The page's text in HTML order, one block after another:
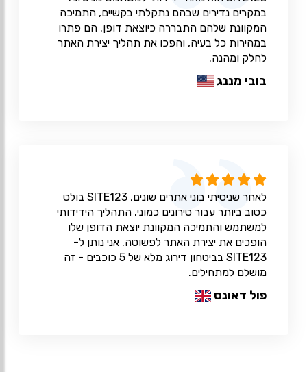
במקרים נדירים שבהם נתקלתי בקשיים, התמיכה
המקוונת שלהם התבררה כיוצאת דופן. הם פתרו
במהירות כל בעיה, והפכו את תהליך יצירת האתר
לחלק ומהנה.
בובי מננג
לאחר שניסיתי בוני אתרים שונים, SITE123 בולט
כטוב ביותר עבור טירונים כמוני. התהליך הידידותי
למשתמש והתמיכה המקוונת יוצאת הדופן שלו
הופכים את יצירת האתר לפשוטה. אני נותן ל-
SITE123 בביטחון דירוג מלא של 5 כוכבים - זה
מושלם למתחילים.
פול דאונס